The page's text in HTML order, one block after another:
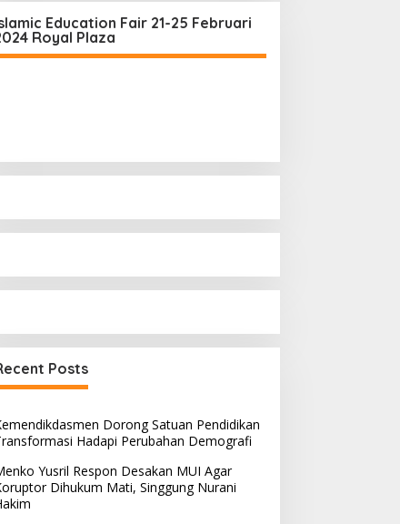
Education Fair 21-25 Februari
Royal Plaza
Posts
Dorong Satuan Pendidikan
Hadapi Perubahan Demografi
Yusril Respon Desakan MUI Agar
Dihukum Mati, Singgung Nurani